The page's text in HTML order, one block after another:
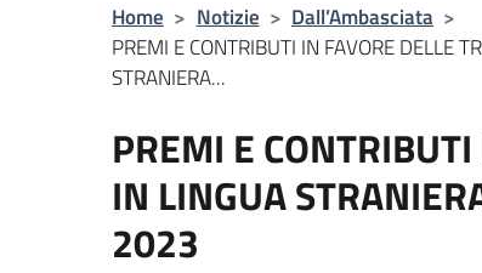
Home > Notizie > Dall’Ambasciata >
PREMI E CONTRIBUTI IN FAVORE DELLE
STRANIERA...
PREMI E
IN LINGUA
2023